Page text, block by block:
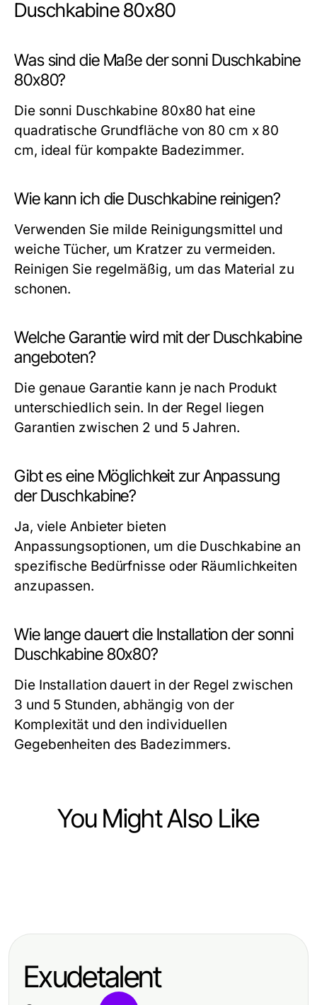
Duschkabine 80x80
Was sind die Maße der sonni Duschkabine
80x80?
Die sonni Duschkabine 80x80 hat eine
quadratische Grundfläche von 80 cm x 80
cm, ideal für kompakte Badezimmer.
Wie kann ich die Duschkabine reinigen?
Verwenden Sie milde Reinigungsmittel und
weiche Tücher, um Kratzer zu vermeiden.
Reinigen Sie regelmäßig, um das Material zu
schonen.
Welche Garantie wird mit der Duschkabine
angeboten?
Die genaue Garantie kann je nach Produkt
unterschiedlich sein. In der Regel liegen
Garantien zwischen 2 und 5 Jahren.
Gibt es eine Möglichkeit zur Anpassung
der Duschkabine?
Ja, viele Anbieter bieten
Anpassungsoptionen, um die Duschkabine an
spezifische Bedürfnisse oder Räumlichkeiten
anzupassen.
Wie lange dauert die Installation der sonni
Duschkabine 80x80?
Die Installation dauert in der Regel zwischen
3 und 5 Stunden, abhängig von der
Komplexität und den individuellen
Gegebenheiten des Badezimmers.
You Might Also Like
Review: What They Don't Tell You
Quality OEM Parts for All Your
https://factoryoemsupply.com/
Exudetalent